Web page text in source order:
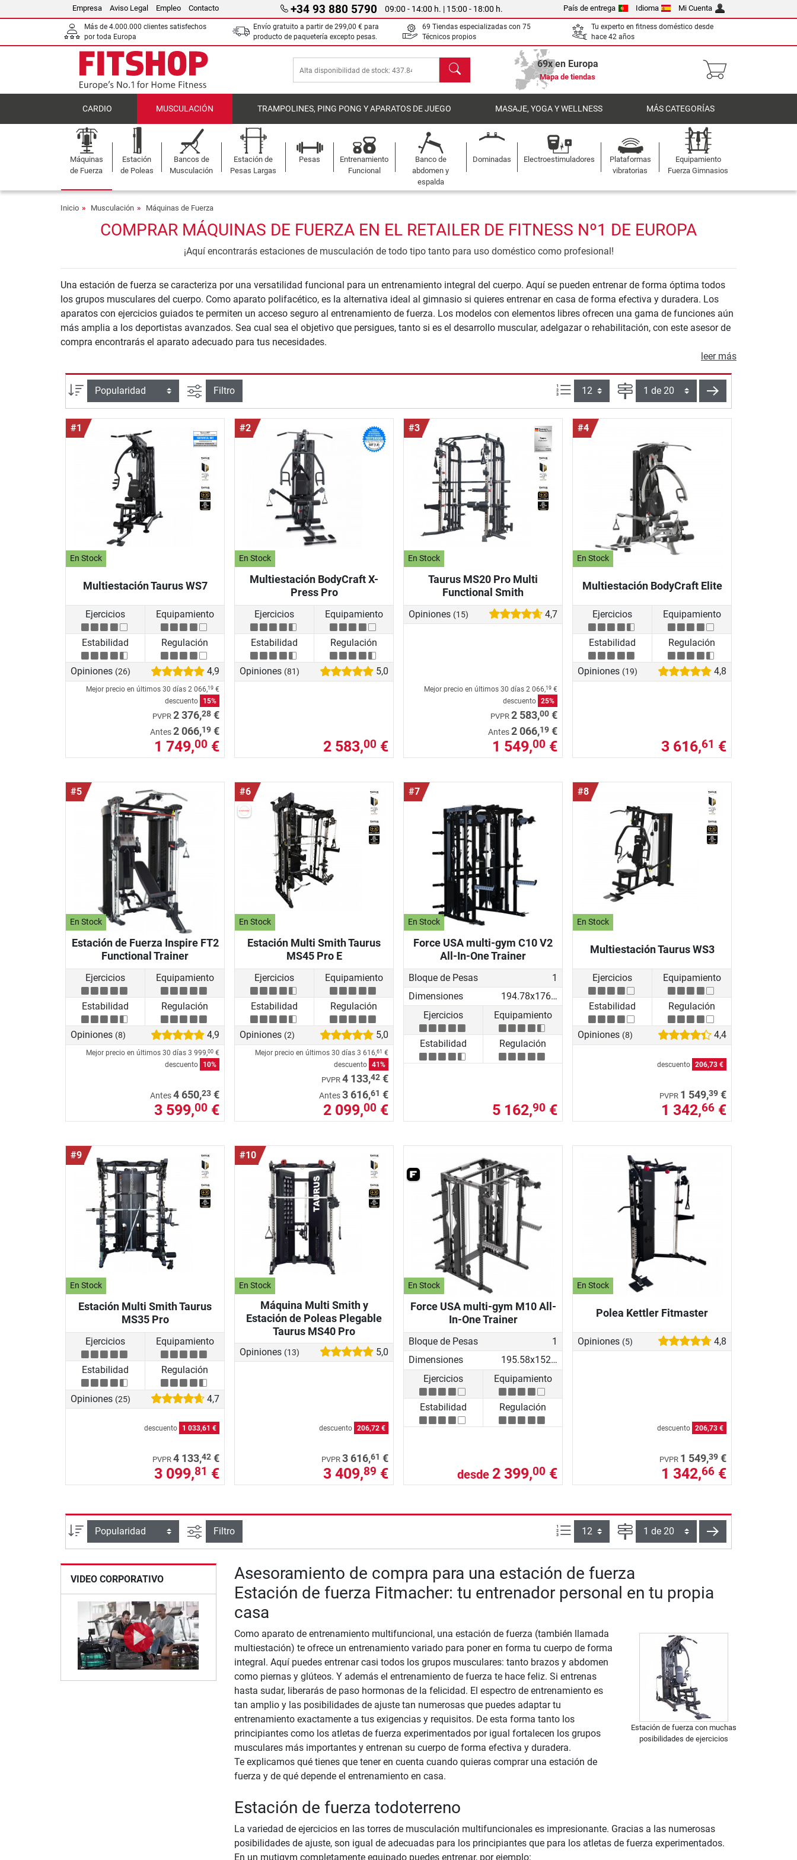
Empresa Aviso Legal Empleo Contacto +34 93 880 5790 09:00 - 14:00 h. | 15:00 - 18:00 h. País de entrega Idioma Mi Cuenta
Más de 4.000.000 clientes satisfechos
por toda Europa
Envío gratuito a partir de 299,00 € para
producto de paquetería excepto pesas.
69 Tiendas especializadas con 75
Técnicos propios
Tu experto en fitness doméstico desde
hace 42 años
Buscar 69x en Europa
Mapa de tiendas
CARDIO MUSCULACIÓN TRAMPOLINES, PING PONG Y APARATOS DE JUEGO MASAJE, YOGA Y WELLNESS MÁS CATEGORÍAS
Máquinas
de Fuerza
Estación
de Poleas
Bancos de
Musculación
Estación de
Pesas Largas
Pesas
Entrenamiento
Funcional
Banco de
abdomen y
espalda
Dominadas Electroestimuladores
Plataformas
vibratorias
Equipamiento
Fuerza Gimnasios
Inicio Musculación Máquinas de Fuerza
COMPRAR MÁQUINAS DE FUERZA EN EL RETAILER DE FITNESS Nº1 DE EUROPA
¡Aquí encontrarás estaciones de musculación de todo tipo tanto para uso doméstico como profesional!
Una estación de fuerza se caracteriza por una versatilidad funcional para un entrenamiento integral del cuerpo. Aquí se pueden entrenar de forma óptima todos
los grupos musculares del cuerpo. Como aparato polifacético, es la alternativa ideal al gimnasio si quieres entrenar en casa de forma efectiva y duradera. Los
aparatos con ejercicios guiados te permiten un acceso seguro al entrenamiento de fuerza. Los modelos con elementos libres ofrecen una gama de funciones aún
más amplia a los deportistas avanzados. Sea cual sea el objetivo que persigues, tanto si es el desarrollo muscular, adelgazar o rehabilitación, con este asesor de
compra encontrarás el aparato adecuado para tus necesidades.
leer más
Ordenar por Busqueda avanzada
Filtro Artículos por página:
Página siguiente
#1
En Stock
Multiestación Taurus WS7
Ejercicios Equipamiento
Estabilidad Regulación
Opiniones (26) 4,9
Mejor precio en últimos 30 días 2 066,19 €
descuento
15%
PVPR 2 376,28 €
Antes2 066,19 €
1 749,00 €
#2
En Stock
Multiestación BodyCraft X-
Press Pro
Ejercicios Equipamiento
Estabilidad Regulación
Opiniones (81) 5,0
2 583,00 €
#3
En Stock
Taurus MS20 Pro Multi
Functional Smith
Opiniones (15) 4,7
Mejor precio en últimos 30 días 2 066,19 €
descuento 25%
PVPR 2 583,00 €
Antes2 066,19 €
1 549,00 €
#4
En Stock
Multiestación BodyCraft Elite
Ejercicios Equipamiento
Estabilidad Regulación
Opiniones (19) 4,8
3 616,61 €
#5
En Stock
Estación de Fuerza Inspire FT2
Functional Trainer
Ejercicios Equipamiento
Estabilidad Regulación
Opiniones (8) 4,9
Mejor precio en últimos 30 días 3 999,00 €
descuento
10%
Antes4 650,23 €
3 599,00 €
#6
En Stock
Estación Multi Smith Taurus
MS45 Pro E
Ejercicios Equipamiento
Estabilidad Regulación
Opiniones (2) 5,0
Mejor precio en últimos 30 días 3 616,61 €
descuento 41%
PVPR 4 133,42 €
Antes3 616,61 €
2 099,00 €
#7
En Stock
Force USA multi-gym C10 V2
All-In-One Trainer
Bloque de Pesas
1
Dimensiones
194.78x176.69x219.53 cm
Ejercicios
Equipamiento
Estabilidad Regulación
5 162,90 €
#8
En Stock
Multiestación Taurus WS3
Ejercicios Equipamiento
Estabilidad Regulación
Opiniones (8) 4,4
descuento 206,73 €
PVPR 1 549,39 €
1 342,66 €
#9
En Stock
Estación Multi Smith Taurus
MS35 Pro
Ejercicios Equipamiento
Estabilidad Regulación
Opiniones (25) 4,7
descuento 1 033,61 €
PVPR 4 133,42 €
3 099,81 €
#10
En Stock
Máquina Multi Smith y
Estación de Poleas Plegable
Taurus MS40 Pro
Opiniones (13) 5,0
descuento 206,72 €
PVPR 3 616,61 €
3 409,89 €
En Stock
Force USA multi-gym M10 All-
In-One Trainer
Bloque de Pesas
1
Dimensiones
195.58x152.4x219.71 cm
Ejercicios
Equipamiento
Estabilidad Regulación
desde 2 399,00 €
En Stock
Polea Kettler Fitmaster
Opiniones (5) 4,8
descuento 206,73 €
PVPR 1 549,39 €
1 342,66 €
Ordenar por Busqueda avanzada
Filtro Artículos por página:
Página siguiente
VIDEO CORPORATIVO
Asesoramiento de compra para una estación de fuerza
Estación de fuerza Fitmacher: tu entrenador personal en tu propia
casa
Estación de fuerza con muchas
posibilidades de ejercicios
Como aparato de entrenamiento multifuncional, una estación de fuerza (también llamada
multiestación) te ofrece un entrenamiento variado para poner en forma tu cuerpo de forma
integral. Aquí puedes entrenar casi todos los grupos musculares: tanto brazos y abdomen
como piernas y glúteos. Y además el entrenamiento de fuerza te hace feliz. Si entrenas
hasta sudar, liberarás de paso hormonas de la felicidad. El espectro de entrenamiento es
tan amplio y las posibilidades de ajuste tan numerosas que puedes adaptar tu
entrenamiento exactamente a tus exigencias y requisitos. De esta forma tanto los
principiantes como los atletas de fuerza experimentados por igual fortalecen los grupos
musculares más importantes y entrenan su cuerpo de forma efectiva y duradera.
Te explicamos qué tienes que tener en cuenta cuando quieras comprar una estación de
fuerza y de qué depende el entrenamiento en casa.
Estación de fuerza todoterreno
La variedad de ejercicios en las torres de musculación multifuncionales es impresionante. Gracias a las numerosas
posibilidades de ajuste, son igual de adecuadas para los principiantes que para los atletas de fuerza experimentados.
En un mutigym completamente equipado puedes entrenar, por ejemplo: